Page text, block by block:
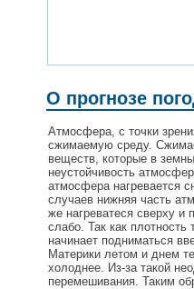
О прогнозе
Атмосфера, с точки
сжимаемую среду.
веществ, которые в
неустойчивость
атмосфера нагревается
случаев нижняя часть
же нагреватеся сверху и
слабо. Так как
начинает подниматься
Материки летом и днем
холоднее. Из-за такой
перемешивания. Таким